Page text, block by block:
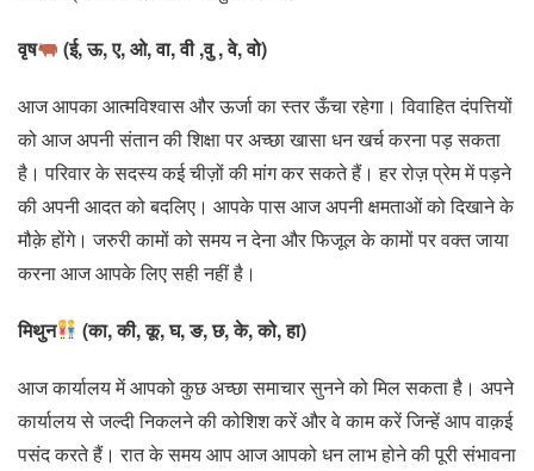
वृष (ई, ऊ, ए, ओ, वा, वी ,वु , वे, वो)
आज आपका आत्मविश्वास और ऊर्जा का स्तर ऊँचा रहेगा। विवाहित दंपत्तियों
को आज अपनी संतान की शिक्षा पर अच्छा खासा धन खर्च करना पड़ सकता
है। परिवार के सदस्य कई चीज़ों की मांग कर सकते हैं। हर रोज़ प्रेम में पड़ने
की अपनी आदत को बदलिए। आपके पास आज अपनी क्षमताओं को दिखाने के
मौक़े होंगे। जरुरी कामों को समय न देना और फिजूल के कामों पर वक्त जाया
करना आज आपके लिए सही नहीं है।
मिथुन (का, की, कू, घ, ङ, छ, के, को, हा)
आज कार्यालय में आपको कुछ अच्छा समाचार सुनने को मिल सकता है। अपने
कार्यालय से जल्दी निकलने की कोशिश करें और वे काम करें जिन्हें आप वाक़ई
पसंद करते हैं। रात के समय आप आज आपको धन लाभ होने की पूरी संभावना